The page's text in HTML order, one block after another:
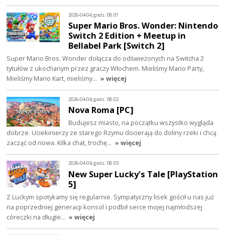
2026-04-04, godz. 08:01
Super Mario Bros. Wonder: Nintendo
Switch 2 Edition + Meetup in
Bellabel Park [Switch 2]
Super Mario Bros. Wonder dołącza do odświeżonych na Switcha 2
tytułów z ukochanym przez graczy Włochem. Mieliśmy Mario Party,
Mieliśmy Mario Kart, mieliśmy… » więcej
2026-04-04, godz. 08:02
Nova Roma [PC]
Budujesz miasto, na początku wszystko wygląda
dobrze. Uciekinierzy ze starego Rzymu docierają do doliny rzeki i chcą
zacząć od nowa. Kilka chat, trochę… » więcej
2026-04-04, godz. 08:03
New Super Lucky's Tale [PlayStation
5]
Z Luckym spotykamy się regularnie. Sympatyczny lisek gościł u nas już
na poprzedniej generacji konsol i podbił serce mojej najmłodszej
córeczki na długie… » więcej